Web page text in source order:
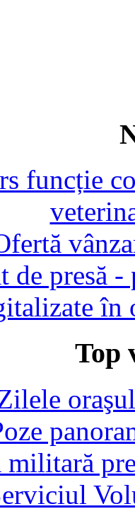
funcție
de presă
în
Top
militară